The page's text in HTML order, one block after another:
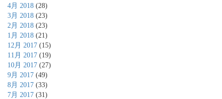
4月 2018 (28)
3月 2018 (23)
2月 2018 (23)
1月 2018 (21)
12月 2017 (15)
11月 2017 (19)
10月 2017 (27)
9月 2017 (49)
8月 2017 (33)
7月 2017 (31)